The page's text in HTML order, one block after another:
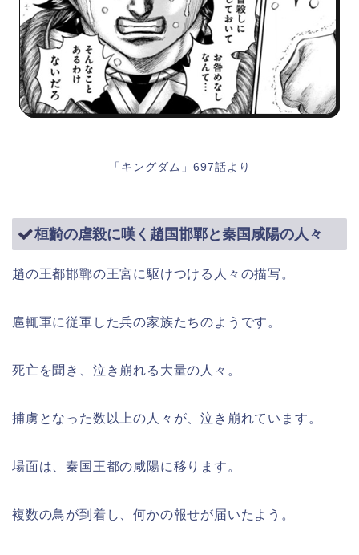
「キングダム」697話より
桓齮の虐殺に嘆く趙国邯鄲と秦国咸陽の人々
趙の王都邯鄲の王宮に駆けつける人々の描写。
扈輒軍に従軍した兵の家族たちのようです。
死亡を聞き、泣き崩れる大量の人々。
捕虜となった数以上の人々が、泣き崩れています。
場面は、秦国王都の咸陽に移ります。
複数の鳥が到着し、何かの報せが届いたよう。